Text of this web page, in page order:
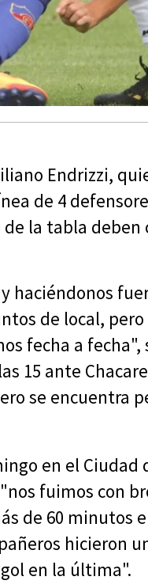
Endrizzi,
de 4
la tabla
haciéndonos
de local,
fecha a fecha",
15 ante
se encuentra
en el Ciudad
fuimos con
de 60 minutos
hicieron
en la última".